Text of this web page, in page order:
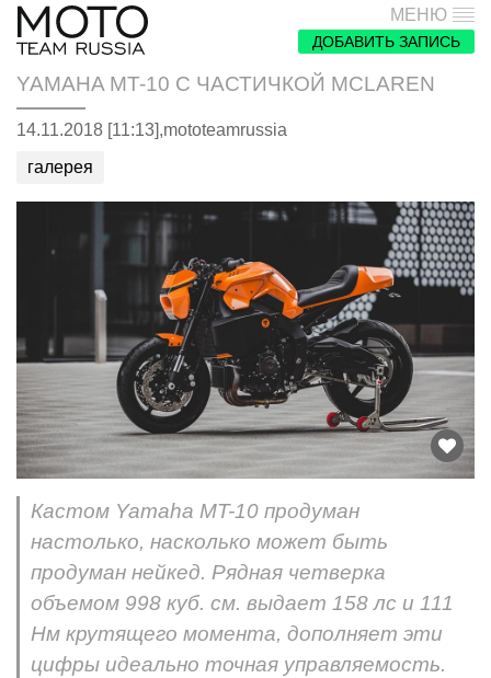
МЕНЮ
ДОБАВИТЬ ЗАПИСЬ
YAMAHA MT-10 С ЧАСТИЧКОЙ MCLAREN
14.11.2018 [11:13],mototeamrussia
галерея
Кастом Yamaha MT-10 продуман
настолько, насколько может быть
продуман нейкед. Рядная четверка
объемом 998 куб. см. выдает 158 лс и 111
Нм крутящего момента, дополняет эти
цифры идеально точная управляемость.